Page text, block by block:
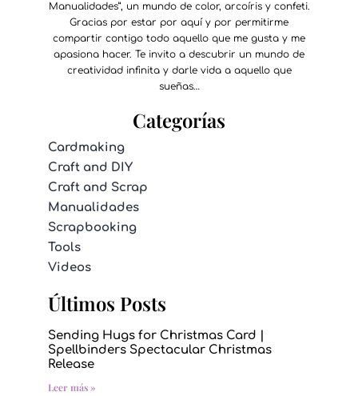
Manualidades”, un mundo de color, arcoíris y confeti.
Gracias por estar por aquí y por permitirme
compartir contigo todo aquello que me gusta y me
apasiona hacer. Te invito a descubrir un mundo de
creatividad infinita y darle vida a aquello que
sueñas…
Categorías
Cardmaking
Craft and DIY
Craft and Scrap
Manualidades
Scrapbooking
Tools
Videos
Últimos Posts
Sending Hugs for Christmas Card |
Spellbinders Spectacular Christmas
Release
Leer más »